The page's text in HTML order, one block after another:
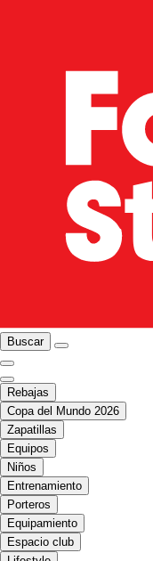
Buscar
Rebajas
Copa del Mundo 2026
Zapatillas
Equipos
Niños
Entrenamiento
Porteros
Equipamiento
Espacio club